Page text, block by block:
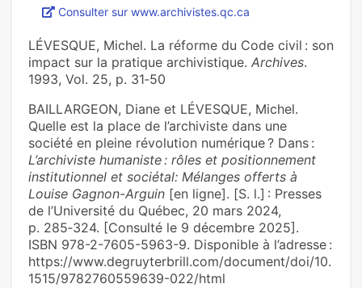
Consulter sur www.archivistes.qc.ca
LÉVESQUE, Michel. La réforme du Code civil : son
impact sur la pratique archivistique. Archives.
1993, Vol. 25, p. 31‑50
BAILLARGEON, Diane et LÉVESQUE, Michel.
Quelle est la place de l’archiviste dans une
société en pleine révolution numérique ? Dans :
L’archiviste humaniste : rôles et positionnement
institutionnel et sociétal: Mélanges offerts à
Louise Gagnon-Arguin [en ligne]. [S. l.] : Presses
de l’Université du Québec, 20 mars 2024,
p. 285‑324. [Consulté le 9 décembre 2025].
ISBN 978-2-7605-5963-9. Disponible à l’adresse :
https://www.degruyterbrill.com/document/doi/10.
1515/9782760559639-022/html